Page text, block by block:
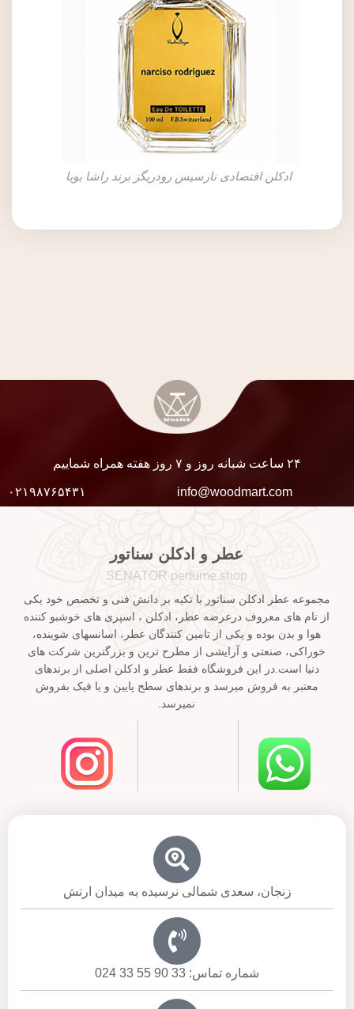
ادکلن اقتصادی نارسیس رودریگز برند راشا بویا
۲۴ ساعت شبانه روز و ۷ روز هفته همراه شماییم
info@woodmart.com ۰۲۱۹۸۷۶۵۴۳۱
عطر و ادکلن سناتور
SENATOR perfume shop
مجموعه عطر ادکلن سناتور با تکیه بر دانش فنی و تخصص خود یکی
از نام های معروف درعرضه عطر، ادکلن ، اسپری های خوشبو کننده
هوا و بدن بوده و یکی از تامین کنندگان عطر، اسانسهای شوینده،
خوراکی، صنعتی و آرایشی از مطرح ترین و بزرگترین شرکت های
دنیا است.در این فروشگاه فقط عطر و ادکلن اصلی از برندهای
معتبر به فروش میرسد و برندهای سطح پایین و یا فیک بفروش
نمیرسد.
زنجان، سعدی شمالی نرسیده به میدان ارتش
شماره تماس: 33 90 55 33 024